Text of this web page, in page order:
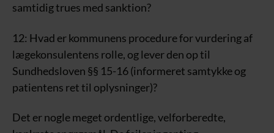
samtidig trues med sanktion?
12: Hvad er kommunens procedure for vurdering af
lægekonsulentens rolle, og lever den op til
Sundhedsloven §§ 15-16 (informeret samtykke og
patientens ret til oplysninger)?
Det er nogle meget ordentlige, velforberedte,